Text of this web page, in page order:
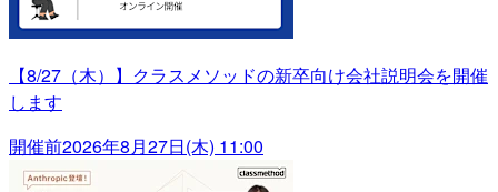
【8/27（木）】クラスメソッドの新卒向け会社説明会を開催
します
開催前2026年8月27日(木) 11:00